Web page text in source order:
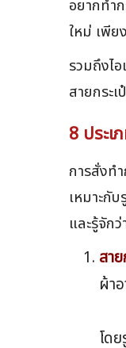
อยากทำ
ใหม่ เพีย
รวมถึงไ
สายกระ
8 ประ
การสั่งท
เหมาะกั
และรู้จัก
สา
ผ้า
โด